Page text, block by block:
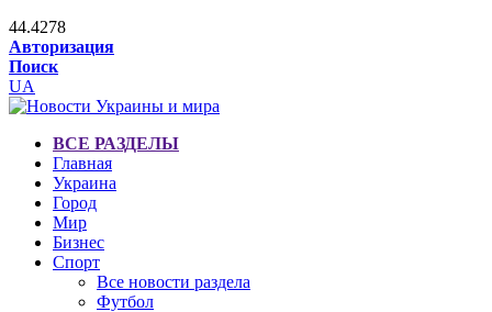
44.4278
Авторизация
Поиск
UA
ВСЕ РАЗДЕЛЫ
Главная
Украина
Город
Мир
Бизнес
Спорт
Все новости раздела
Футбол